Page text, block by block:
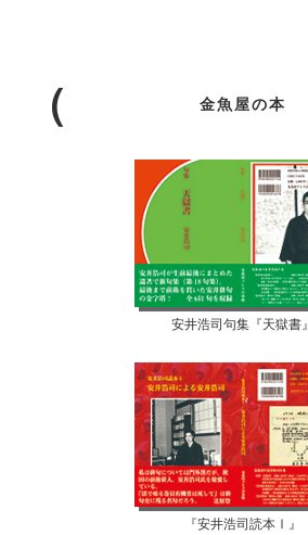
金魚屋の本
安井浩司句集『天獄書』
『安井浩司読本Ⅰ』